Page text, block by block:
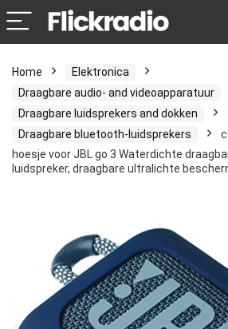
Home
Elektronica
Draagbare audio- and videoapparatuur
Draagbare luidsprekers and dokken
Draagbare bluetooth-luidsprekers
hoesje voor JBL go 3 Waterdichte
luidspreker, draagbare ultralichte